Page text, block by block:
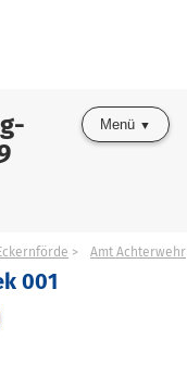
Menü
Amt Achterwehr
001